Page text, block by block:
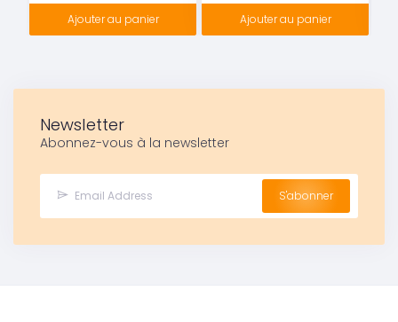
Ajouter au panier
Ajouter au panier
Newsletter
Abonnez-vous à la newsletter
S'abonner